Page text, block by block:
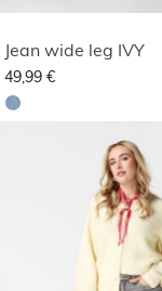
Jean wide leg IVY
49,99 €